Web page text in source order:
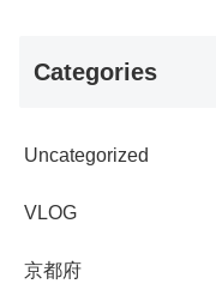
Categories
Uncategorized
VLOG
京都府